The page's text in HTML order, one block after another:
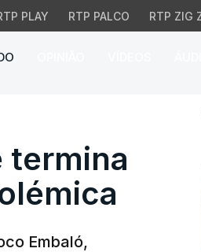
PLAY RTP PALCO RTP ZIG
termina
Embaló,